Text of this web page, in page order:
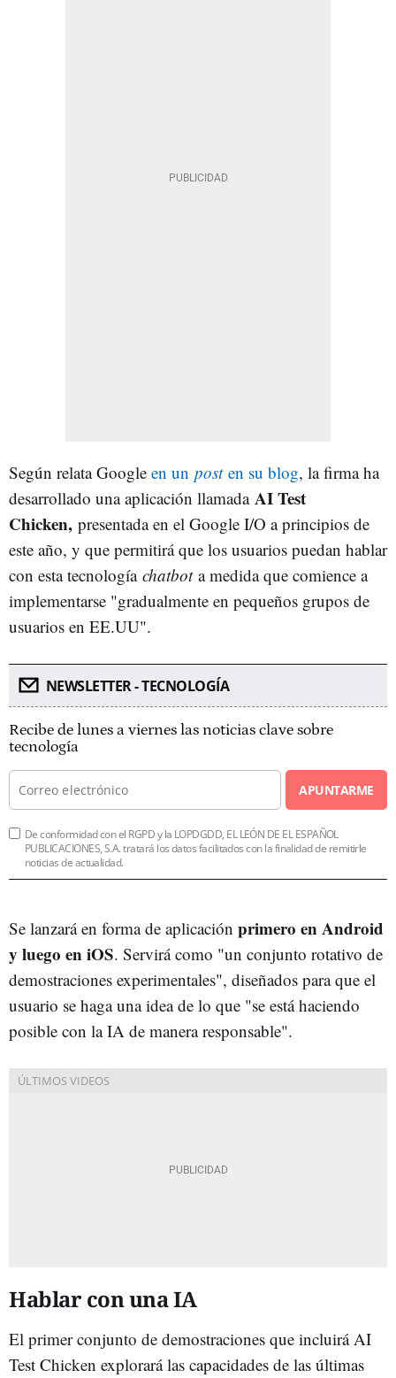
Según relata Google en un post en su blog, la firma ha
desarrollado una aplicación llamada AI Test
Chicken, presentada en el Google I/O a principios de
este año, y que permitirá que los usuarios puedan hablar
con esta tecnología chatbot a medida que comience a
implementarse "gradualmente en pequeños grupos de
usuarios en EE.UU".
NEWSLETTER - TECNOLOGÍA
Recibe de lunes a viernes las noticias clave sobre
tecnología
APUNTARME
De conformidad con el RGPD y la LOPDGDD, EL LEÓN DE EL ESPAÑOL
PUBLICACIONES, S.A. tratará los datos facilitados con la finalidad de remitirle
noticias de actualidad.
Se lanzará en forma de aplicación primero en Android
y luego en iOS. Servirá como "un conjunto rotativo de
demostraciones experimentales", diseñados para que el
usuario se haga una idea de lo que "se está haciendo
posible con la IA de manera responsable".
Hablar con una IA
El primer conjunto de demostraciones que incluirá AI
Test Chicken explorará las capacidades de las últimas